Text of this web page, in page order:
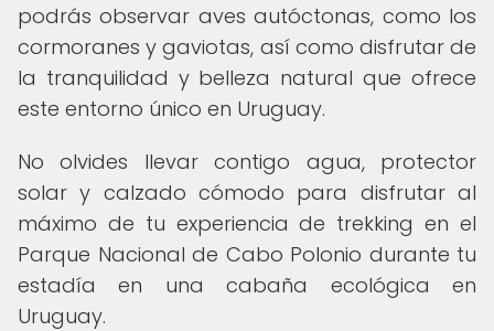
podrás observar aves autóctonas, como los
cormoranes y gaviotas, así como disfrutar de
la tranquilidad y belleza natural que ofrece
este entorno único en Uruguay.
No olvides llevar contigo agua, protector
solar y calzado cómodo para disfrutar al
máximo de tu experiencia de trekking en el
Parque Nacional de Cabo Polonio durante tu
estadía en una cabaña ecológica en
Uruguay.